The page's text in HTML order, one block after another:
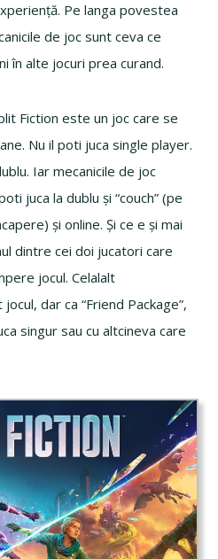
Pe langa povestea
de joc sunt ceva ce
în alte jocuri prea curand.
Fiction este un joc care se
Nu il poti juca single player.
Iar mecanicile de joc
juca la dublu și “couch” (pe
și online. Și ce e și mai
dintre cei doi jucatori care
jocul. Celalalt
dar ca “Friend Package”,
singur sau cu altcineva care